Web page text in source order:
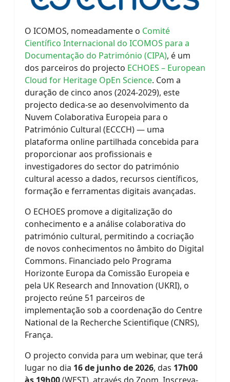
O ICOMOS, nomeadamente o Comité
Científico Internacional do ICOMOS para a
Documentação do Património (CIPA), é um
dos parceiros do projecto ECHOES – European
Cloud for Heritage OpEn Science. Com a
duração de cinco anos (2024-2029), este
projecto dedica-se ao desenvolvimento da
Nuvem Colaborativa Europeia para o
Património Cultural (ECCCH) — uma
plataforma online partilhada concebida para
proporcionar aos profissionais e
investigadores do sector do património
cultural acesso a dados, recursos científicos,
formação e ferramentas digitais avançadas.
O ECHOES promove a digitalização do
conhecimento e a análise colaborativa do
património cultural, permitindo a cocriação
de novos conhecimentos no âmbito do Digital
Commons. Financiado pelo Programa
Horizonte Europa da Comissão Europeia e
pela UK Research and Innovation (UKRI), o
projecto reúne 51 parceiros de
implementação sob a coordenação do Centre
National de la Recherche Scientifique (CNRS),
França.
O projecto convida para um webinar, que terá
lugar no dia 16 de junho de 2026, das 17h00